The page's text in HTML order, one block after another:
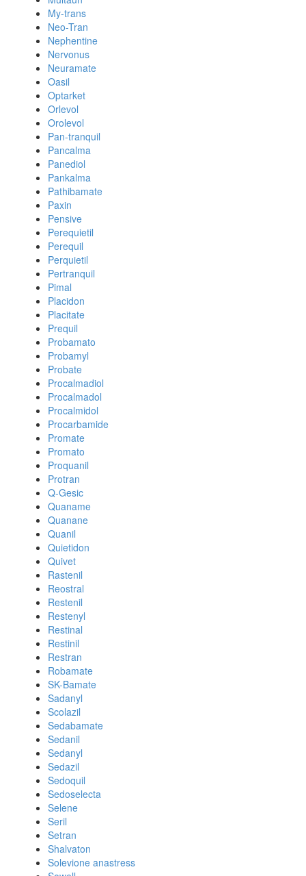
My-trans
Neo-Tran
Nephentine
Nervonus
Neuramate
Oasil
Optarket
Orlevol
Orolevol
Pan-tranquil
Pancalma
Panediol
Pankalma
Pathibamate
Paxin
Pensive
Perequietil
Perequil
Perquietil
Pertranquil
Pimal
Placidon
Placitate
Prequil
Probamato
Probamyl
Probate
Procalmadiol
Procalmadol
Procalmidol
Procarbamide
Promate
Promato
Proquanil
Protran
Q-Gesic
Quaname
Quanane
Quanil
Quietidon
Quivet
Rastenil
Reostral
Restenil
Restenyl
Restinal
Restinil
Restran
Robamate
SK-Bamate
Sadanyl
Scolazil
Sedabamate
Sedanil
Sedanyl
Sedazil
Sedoquil
Sedoselecta
Selene
Seril
Setran
Shalvaton
Solevione anastress